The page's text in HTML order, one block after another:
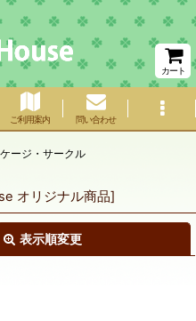
カート
ご利用案内 問い合わせ
ケージ・サークル
オリジナル商品]
表示順変更